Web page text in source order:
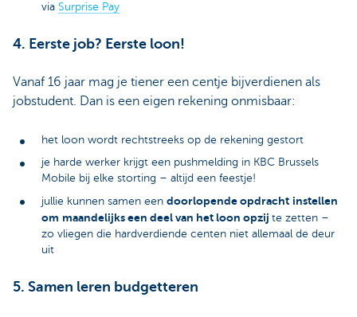
via Surprise Pay
4. Eerste job? Eerste loon!
Vanaf 16 jaar mag je tiener een centje bijverdienen als
jobstudent. Dan is een eigen rekening onmisbaar:
het loon wordt rechtstreeks op de rekening gestort
je harde werker krijgt een pushmelding in KBC Brussels
Mobile bij elke storting – altijd een feestje!
jullie kunnen samen een doorlopende opdracht instellen
om maandelijks een deel van het loon opzij te zetten –
zo vliegen die hardverdiende centen niet allemaal de deur
uit
5. Samen leren budgetteren